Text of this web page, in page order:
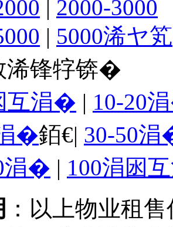
| 2000-3000
| 5000浠ヤ笂
浠锋牸锛�
互涓� | 10-20
�銆€| 30-50
涓� | 100涓囦
：以上物业租